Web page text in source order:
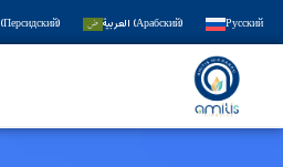
(Персидский) العربية (Арабский) Русский